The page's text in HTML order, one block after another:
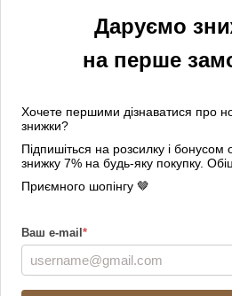
Даруємо
на перше
Хочете першими дізнаватися про
знижки?
Підпишіться на розсилку і
знижку 7% на будь-яку покупку.
Приємного шопінгу 🤎
Ваш e-mail *